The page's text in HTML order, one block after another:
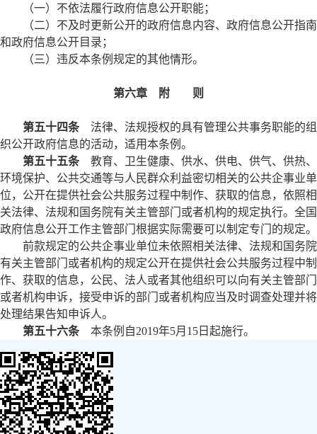
（一）不依法履行政府信息公开职能；
（二）不及时更新公开的政府信息内容、政府信息公开指南
和政府信息公开目录；
（三）违反本条例规定的其他情形。
第六章 附 则
第五十四条法律、法规授权的具有管理公共事务职能的组
织公开政府信息的活动，适用本条例。
第五十五条教育、卫生健康、供水、供电、供气、供热、
环境保护、公共交通等与人民群众利益密切相关的公共企事业单
位，公开在提供社会公共服务过程中制作、获取的信息，依照相
关法律、法规和国务院有关主管部门或者机构的规定执行。全国
政府信息公开工作主管部门根据实际需要可以制定专门的规定。
前款规定的公共企事业单位未依照相关法律、法规和国务院
有关主管部门或者机构的规定公开在提供社会公共服务过程中制
作、获取的信息，公民、法人或者其他组织可以向有关主管部门
或者机构申诉，接受申诉的部门或者机构应当及时调查处理并将
处理结果告知申诉人。
第五十六条本条例自2019年5月15日起施行。